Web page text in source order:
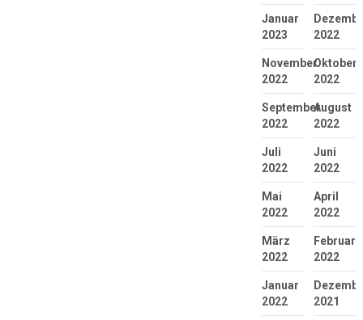
Januar
2023
2022
November
2022
Oktober
2022
September
2022
August
2022
Juli
2022
Juni
2022
Mai
2022
April
2022
März
2022
Februar
2022
Januar
2022
2021